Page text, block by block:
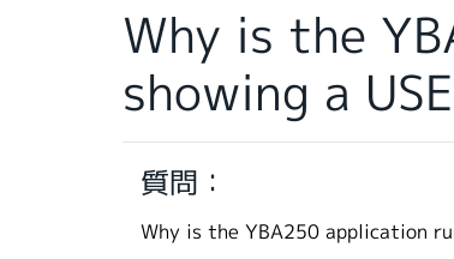
Why is the
showing a
質問：
Why is the YBA250 application